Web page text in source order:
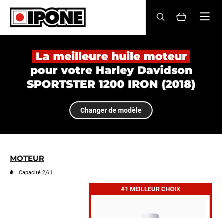
Ipone
HUILES MOTEUR
ENTRETIEN
MAINTENANCE
Revendeurs
La meilleure huile moteur
pour votre Harley Davidson
SPORTSTER 1200 IRON (2018)
Changer de modèle
MOTEUR
Capacité 2,6 L
#1 MEILLEUR CHOIX